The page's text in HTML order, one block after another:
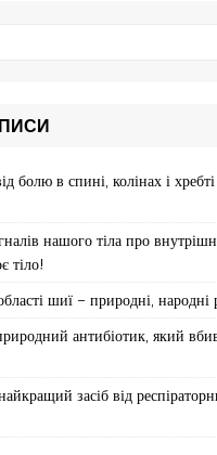
болю в спині, колінах і
нашого тіла про
тіло!
шиї – природні, народні
антибіотик, який
засіб від